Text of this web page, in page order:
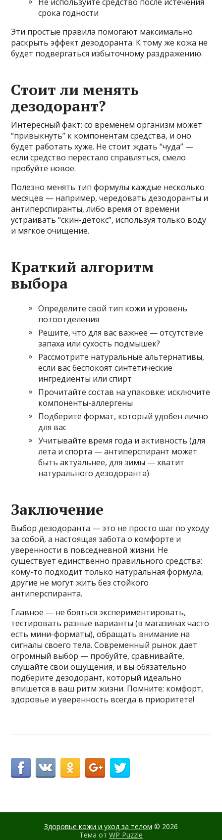
срока годности
Эти простые правила помогают максимально
раскрыть эффект дезодоранта. К тому же кожа не
будет подвергаться избыточному раздражению.
Стоит ли менять
дезодорант?
Интересный факт: со временем организм может
“привыкнуть” к компонентам средства, и оно
будет работать хуже. Не стоит ждать “чуда” —
если средство перестало справляться, смело
пробуйте новое.
Полезно менять тип формулы каждые несколько
месяцев — например, чередовать дезодоранты и
антиперспиранты, либо время от времени
устраивать “скин-детокс”, используя только воду
и мягкое очищение.
Краткий алгоритм
выбора
Определите свой тип кожи и уровень
потоотделения
Решите, что для вас важнее — отсутствие
запаха или сухость подмышек?
Рассмотрите натуральные альтернативы,
если вас беспокоят синтетические
ингредиенты или спирт
Прочитайте состав на упаковке: исключите
компоненты-аллергены
Подберите формат, который удобен лично
для вас
Учитывайте время года и активность (для
лета и спорта — антиперспирант может
быть актуальнее, для зимы — хватит
натурального дезодоранта)
Заключение
Выбор дезодоранта — это не просто шаг по уходу
за собой, а настоящая забота о комфорте и
уверенности в повседневной жизни. Не
существует единственно правильного средства:
кому-то подходит только натуральная формула,
другие не могут жить без стойкого
антиперспиранта.
Главное — не бояться экспериментировать,
тестировать разные варианты (в магазинах часто
есть мини-форматы), обращать внимание на
сигналы своего тела. Современный рынок дает
огромный выбор — пробуйте, сравнивайте,
слушайте свои ощущения, и вы обязательно
подберите дезодорант, который идеально
впишется в ваш ритм жизни. Помните: комфорт,
здоровье и уверенность всегда в приоритете!
Здоровье кожи и уход за телом © 2026
Тема от WP Puzzle